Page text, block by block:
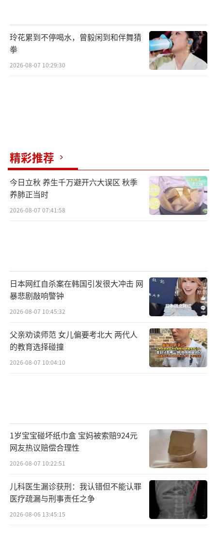
玲花累到不停喝水，曾毅闲到和伴舞猜
拳
2026-08-07 10:29:30
精彩推荐
今日立秋 养生千万避开六大误区 秋季
养肺正当时
2026-08-07 07:41:58
日本网红自杀案在韩国引发很大冲击 网
暴悲剧敲响警钟
2026-08-07 10:45:32
父亲劝读师范 女儿偏要考北大 两代人
的教育选择碰撞
2026-08-07 10:04:10
1岁宝宝碰坏纸巾盒 宝妈被索赔924元
网友热议赔偿合理性
2026-08-07 10:22:51
儿科医生漏诊获刑：我认错但不能认罪
医疗疏漏与刑事责任之争
2026-08-06 13:45:15